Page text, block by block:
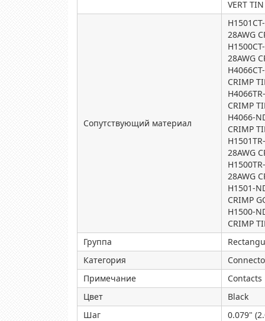
VERT TIN
Сопутствующий материал
28AWG
28AWG
CRIMP
CRIMP
H4066-
CRIMP
28AWG
28AWG
H1501-
CRIMP
H1500-
CRIMP
Группа
Категория
Примечание
Цвет
Black
Шаг
0.079"